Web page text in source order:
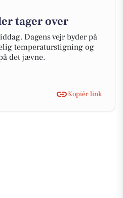
tager over
Dagens vejr byder på
temperaturstigning og
det jævne.
Kopiér link